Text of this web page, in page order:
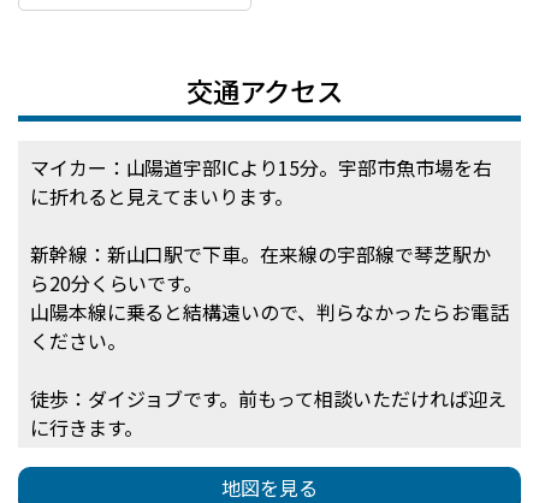
交通アクセス
マイカー：山陽道宇部ICより15分。宇部市魚市場を右
に折れると見えてまいります。
新幹線：新山口駅で下車。在来線の宇部線で琴芝駅か
ら20分くらいです。
山陽本線に乗ると結構遠いので、判らなかったらお電話
ください。
徒歩：ダイジョブです。前もって相談いただければ迎え
に行きます。
地図を見る